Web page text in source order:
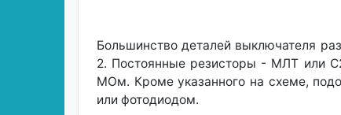
Большинство деталей выключателя
2. Постоянные резисторы - МЛТ или
МОм. Кроме указанного на схеме,
или фотодиодом.